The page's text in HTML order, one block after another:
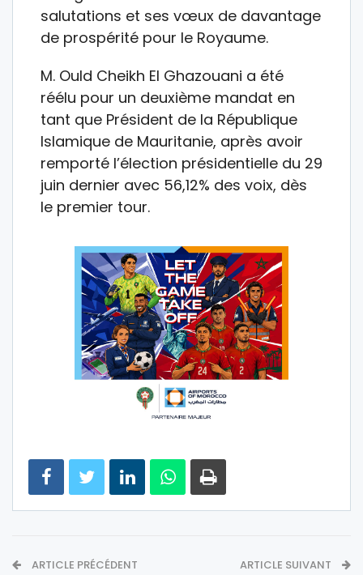
salutations et ses vœux de davantage
de prospérité pour le Royaume.
M. Ould Cheikh El Ghazouani a été
réélu pour un deuxième mandat en
tant que Président de la République
Islamique de Mauritanie, après avoir
remporté l’élection présidentielle du 29
juin dernier avec 56,12% des voix, dès
le premier tour.
ARTICLE PRÉCÉDENT ARTICLE SUIVANT